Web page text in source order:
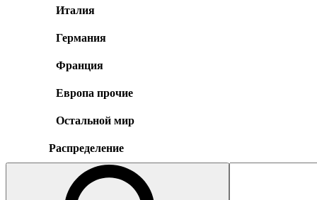
Италия
Германия
Франция
Европа прочие
Остальной мир
Распределение